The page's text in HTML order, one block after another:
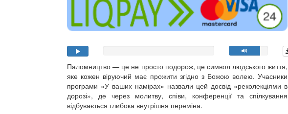
Паломництво — це не просто подорож, це символ людського життя,
яке кожен віруючий має прожити згідно з Божою волею. Учасники
програми «У ваших намірах» назвали цей досвід «реколекціями в
дорозі», де через молитву, співи, конференції та спілкування
відбувається глибока внутрішня переміна.